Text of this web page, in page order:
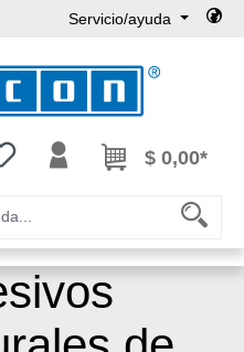
Servicio/ayuda
Tienes 0 artículos en tu lista de
$ 0,00*